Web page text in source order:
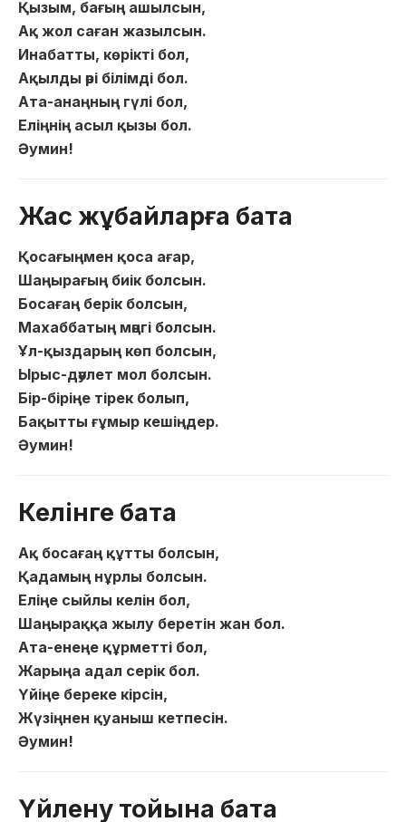
Қызым, бағың ашылсын,
Ақ жол саған жазылсын.
Инабатты, көрікті бол,
Ақылды әрі білімді бол.
Ата-анаңның гүлі бол,
Еліңнің асыл қызы бол.
Әумин!
Жас жұбайларға бата
Қосағыңмен қоса ағар,
Шаңырағың биік болсын.
Босағаң берік болсын,
Махаббатың мәңгі болсын.
Ұл-қыздарың көп болсын,
Ырыс-дәулет мол болсын.
Бір-біріңе тірек болып,
Бақытты ғұмыр кешіңдер.
Әумин!
Келінге бата
Ақ босағаң құтты болсын,
Қадамың нұрлы болсын.
Еліңе сыйлы келін бол,
Шаңыраққа жылу беретін жан бол.
Ата-енеңе құрметті бол,
Жарыңа адал серік бол.
Үйіңе береке кірсін,
Жүзіңнен қуаныш кетпесін.
Әумин!
Үйлену тойына бата